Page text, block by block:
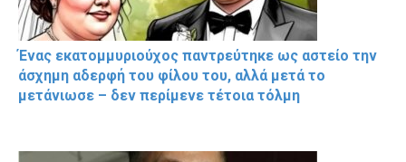
Ένας εκατομμυριούχος παντρεύτηκε ως αστείο την
άσχημη αδερφή του φίλου του, αλλά μετά το
μετάνιωσε – δεν περίμενε τέτοια τόλμη